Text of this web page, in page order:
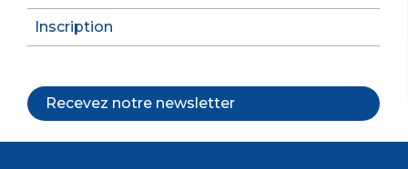
Inscription
Recevez notre newsletter